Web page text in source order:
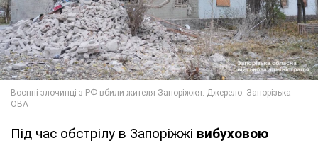
Під час обстрілу в Запоріжжі вибуховою